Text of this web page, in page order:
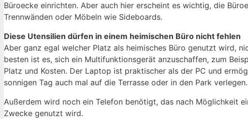
Büroecke einrichten. Aber auch hier erscheint es wichtig, die
Trennwänden oder Möbeln wie Sideboards.
Diese Utensilien dürfen in einem heimischen Büro nicht fehlen
Aber ganz egal welcher Platz als heimisches Büro genutzt wird,
besten ist es, sich ein Multifunktionsgerät anzuschaffen, zum
Platz und Kosten. Der Laptop ist praktischer als der PC und
sonnigen Tag auch mal auf die Terrasse oder in den Park verlegen.
Außerdem wird noch ein Telefon benötigt, das nach Möglichkeit
Zwecke genutzt wird.